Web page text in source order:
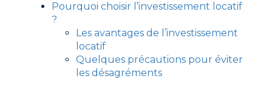
Pourquoi choisir l’investissement locatif
?
Les avantages de l’investissement
locatif
Quelques précautions pour éviter
les désagréments